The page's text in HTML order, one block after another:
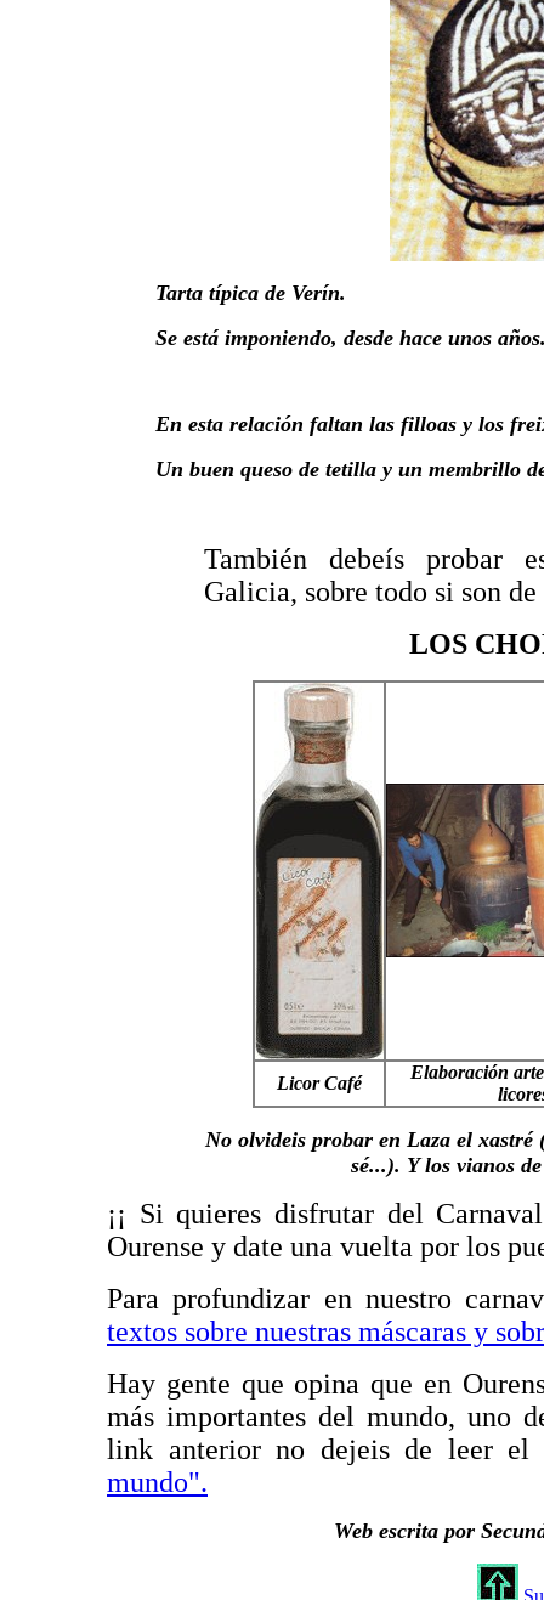
Tarta típica de Verín.
Se está imponiendo, desde hace unos
En esta relación faltan las filloas y los
Un buen queso de tetilla y un membrillo
También debeís probar
Galicia, sobre todo si son
LOS
Licor Café
Elaboración
No olvideis probar en Laza el xastré
sé...). Y los vianos
¡¡ Si quieres disfrutar del
Ourense y date una vuelta por los
Para profundizar en nuestro
textos sobre nuestras máscaras y
Hay gente que opina que en
más importantes del mundo, uno
link anterior no dejeis de leer
mundo".
Web escrita por